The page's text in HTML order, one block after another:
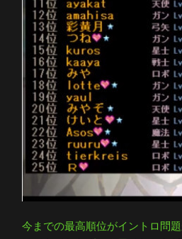
今までの最高順位がイントロ問